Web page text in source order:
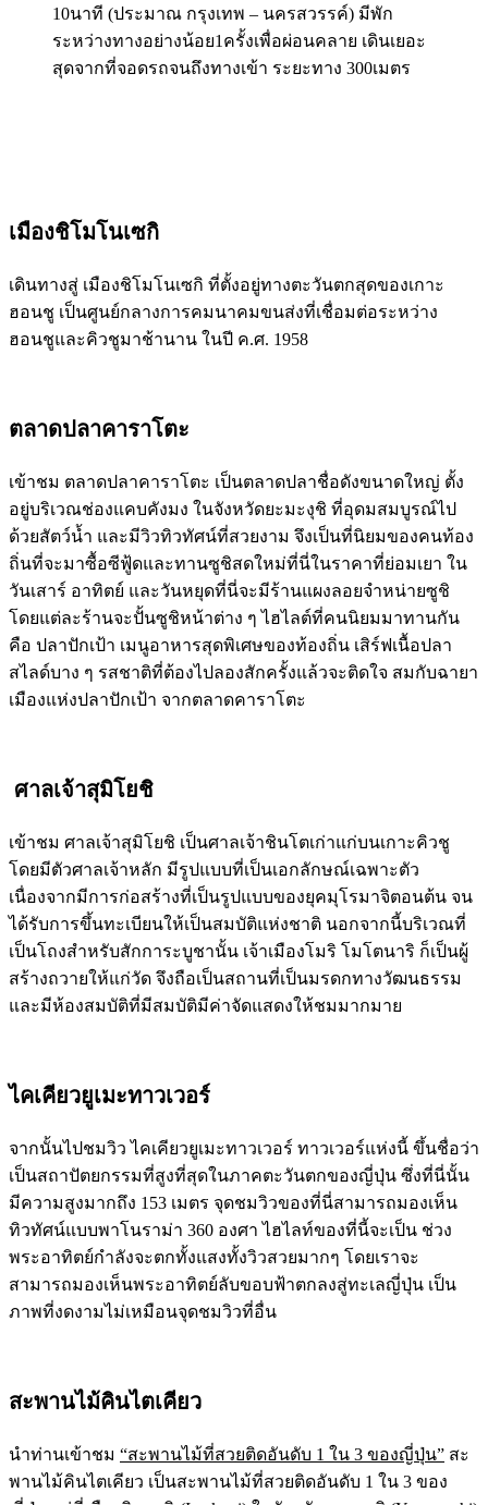
10นาที (ประมาณ กรุงเทพ – นครสวรรค์) มีพัก
ระหว่างทางอย่างน้อย1ครั้งเพื่อผ่อนคลาย เดินเยอะ
สุดจากที่จอดรถจนถึงทางเข้า ระยะทาง 300เมตร
เมืองชิโมโนเซกิ
เดินทางสู่ เมืองชิโมโนเซกิ ที่ตั้งอยู่ทางตะวันตกสุดของเกาะ
ฮอนชู เป็นศูนย์กลางการคมนาคมขนส่งที่เชื่อมต่อระหว่าง
ฮอนชูและคิวชูมาช้านาน ในปี ค.ศ. 1958
ตลาดปลาคาราโตะ
เข้าชม ตลาดปลาคาราโตะ เป็นตลาดปลาชื่อดังขนาดใหญ่ ตั้ง
อยู่บริเวณช่องแคบคังมง ในจังหวัดยะมะงุชิ ที่อุดมสมบูรณ์ไป
ด้วยสัตว์น้ำ และมีวิวทิวทัศน์ที่สวยงาม จึงเป็นที่นิยมของคนท้อง
ถิ่นที่จะมาซื้อซีฟู้ดและทานซูชิสดใหม่ที่นี่ในราคาที่ย่อมเยา ใน
วันเสาร์ อาทิตย์ และวันหยุดที่นี่จะมีร้านแผงลอยจำหน่ายซูชิ
โดยแต่ละร้านจะปั้นซูชิหน้าต่าง ๆ ไฮไลต์ที่คนนิยมมาทานกัน
คือ ปลาปักเป้า เมนูอาหารสุดพิเศษของท้องถิ่น เสิร์ฟเนื้อปลา
สไลด์บาง ๆ รสชาติที่ต้องไปลองสักครั้งแล้วจะติดใจ สมกับฉายา
เมืองแห่งปลาปักเป้า จากตลาดคาราโตะ
ศาลเจ้าสุมิโยชิ
เข้าชม ศาลเจ้าสุมิโยชิ เป็นศาลเจ้าชินโตเก่าแก่บนเกาะคิวชู
โดยมีตัวศาลเจ้าหลัก มีรูปแบบที่เป็นเอกลักษณ์เฉพาะตัว
เนื่องจากมีการก่อสร้างที่เป็นรูปแบบของยุคมุโรมาจิตอนต้น จน
ได้รับการขึ้นทะเบียนให้เป็นสมบัติแห่งชาติ นอกจากนี้บริเวณที่
เป็นโถงสำหรับสักการะบูชานั้น เจ้าเมืองโมริ โมโตนาริ ก็เป็นผู้
สร้างถวายให้แก่วัด จึงถือเป็นสถานที่เป็นมรดกทางวัฒนธรรม
และมีห้องสมบัติที่มีสมบัติมีค่าจัดแสดงให้ชมมากมาย
ไคเคียวยูเมะทาวเวอร์
จากนั้นไปชมวิว ไคเคียวยูเมะทาวเวอร์ ทาวเวอร์แห่งนี้ ขึ้นชื่อว่า
เป็นสถาปัตยกรรมที่สูงที่สุดในภาคตะวันตกของญี่ปุ่น ซึ่งที่นี่นั้น
มีความสูงมากถึง 153 เมตร จุดชมวิวของที่นี่สามารถมองเห็น
ทิวทัศน์แบบพาโนราม่า 360 องศา ไฮไลท์ของที่นี้จะเป็น ช่วง
พระอาทิตย์กำลังจะตกทั้งแสงทั้งวิวสวยมากๆ โดยเราจะ
สามารถมองเห็นพระอาทิตย์ลับขอบฟ้าตกลงสู่ทะเลญี่ปุ่น เป็น
ภาพที่งดงามไม่เหมือนจุดชมวิวที่อื่น
สะพานไม้คินไตเคียว
นำท่านเข้าชม “สะพานไม้ที่สวยติดอันดับ 1 ใน 3 ของญี่ปุ่น” สะ
พานไม้คินไตเคียว เป็นสะพานไม้ที่สวยติดอันดับ 1 ใน 3 ของ